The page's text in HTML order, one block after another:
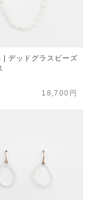
| デッドグラスビーズ
18,700円